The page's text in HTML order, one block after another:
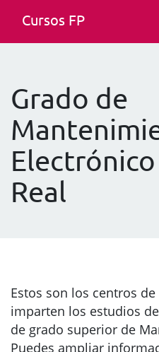
Cursos FP
Grado de
Real
Estos son los centros
imparten los estudios
de grado superior de
Puedes ampliar